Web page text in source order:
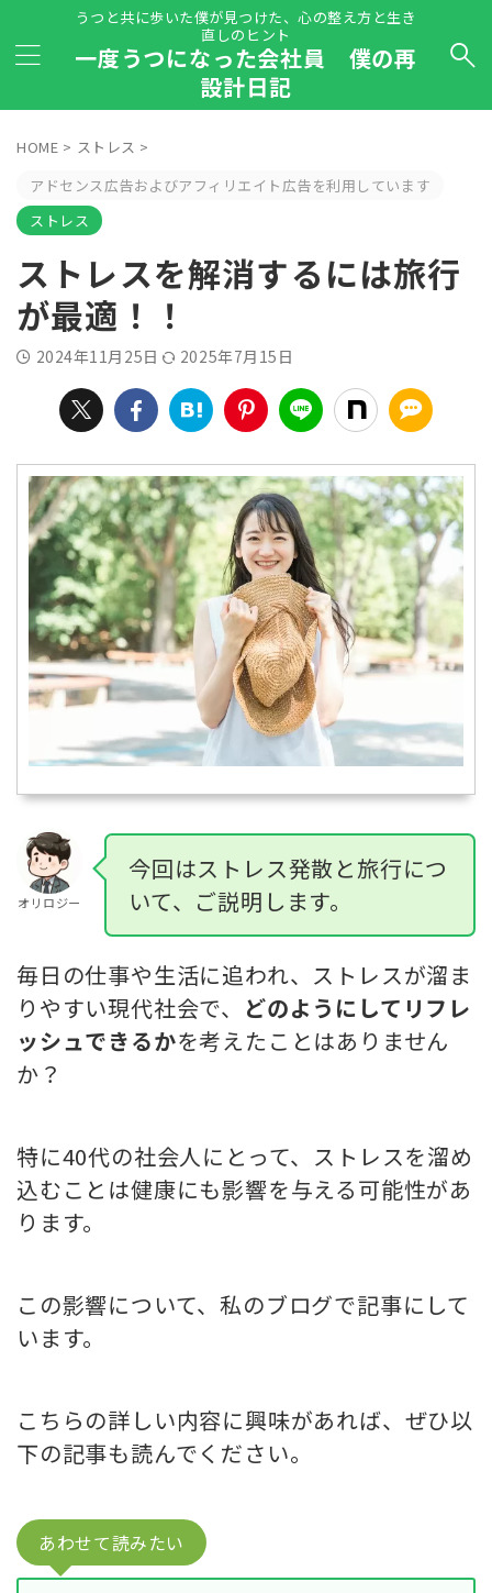
うつと共に歩いた僕が見つけた、心の整え方と生き
直しのヒント
一度うつになった会社員 僕の再
設計日記
HOME > ストレス >
アドセンス広告およびアフィリエイト広告を利用しています
ストレス
ストレスを解消するには旅行
が最適！！
2024年11月25日 2025年7月15日
オリロジー
今回はストレス発散と旅行につ
いて、ご説明します。
毎日の仕事や生活に追われ、ストレスが溜ま
りやすい現代社会で、 どのようにしてリフレ
ッシュできるかを考えたことはありません
か？
特に40代の社会人にとって、ストレスを溜め
込むことは健康にも影響を与える可能性があ
ります。
この影響について、私のブログで記事にして
います。
こちらの詳しい内容に興味があれば、ぜひ以
下の記事も読んでください。
あわせて読みたい